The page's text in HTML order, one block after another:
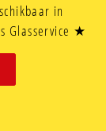
in
Glasservice ★